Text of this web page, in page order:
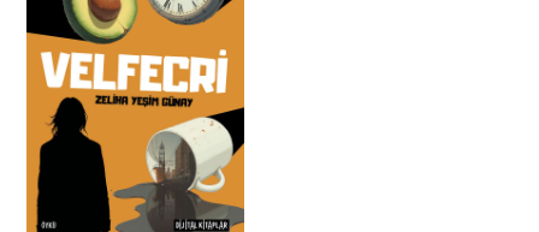
Detaylı
İncele